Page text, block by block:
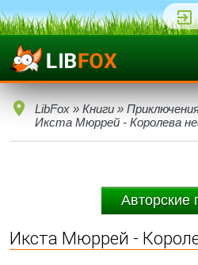
LibFox » Книги »
Икста Мюррей - Королева
Авторские
Икста Мюррей -